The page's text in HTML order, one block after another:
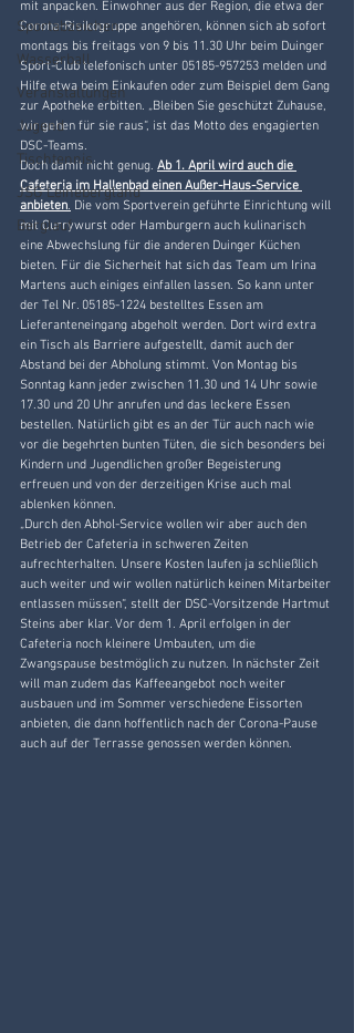
Sportabzeichen
Wasserball
Veranstaltungen
Jugend
Tischtennis
JSG Leinebergland
Berglauf
mit anpacken. Einwohner aus der Region, die etwa der
Corona-Risikogruppe angehören, können sich ab sofort
montags bis freitags von 9 bis 11.30 Uhr beim Duinger
Sport-Club telefonisch unter 05185-957253 melden und
Hilfe etwa beim Einkaufen oder zum Beispiel dem Gang
zur Apotheke erbitten. „Bleiben Sie geschützt Zuhause,
wir gehen für sie raus“, ist das Motto des engagierten
DSC-Teams.
Doch damit nicht genug. Ab 1. April wird auch die
Cafeteria im Hallenbad einen Außer-Haus-Service
anbieten. Die vom Sportverein geführte Einrichtung will
mit Currywurst oder Hamburgern auch kulinarisch
eine Abwechslung für die anderen Duinger Küchen
bieten. Für die Sicherheit hat sich das Team um Irina
Martens auch einiges einfallen lassen. So kann unter
der Tel Nr. 05185-1224 bestelltes Essen am
Lieferanteneingang abgeholt werden. Dort wird extra
ein Tisch als Barriere aufgestellt, damit auch der
Abstand bei der Abholung stimmt. Von Montag bis
Sonntag kann jeder zwischen 11.30 und 14 Uhr sowie
17.30 und 20 Uhr anrufen und das leckere Essen
bestellen. Natürlich gibt es an der Tür auch nach wie
vor die begehrten bunten Tüten, die sich besonders bei
Kindern und Jugendlichen großer Begeisterung
erfreuen und von der derzeitigen Krise auch mal
ablenken können.
„Durch den Abhol-Service wollen wir aber auch den
Betrieb der Cafeteria in schweren Zeiten
aufrechterhalten. Unsere Kosten laufen ja schließlich
auch weiter und wir wollen natürlich keinen Mitarbeiter
entlassen müssen“, stellt der DSC-Vorsitzende Hartmut
Steins aber klar. Vor dem 1. April erfolgen in der
Cafeteria noch kleinere Umbauten, um die
Zwangspause bestmöglich zu nutzen. In nächster Zeit
will man zudem das Kaffeeangebot noch weiter
ausbauen und im Sommer verschiedene Eissorten
anbieten, die dann hoffentlich nach der Corona-Pause
auch auf der Terrasse genossen werden können.